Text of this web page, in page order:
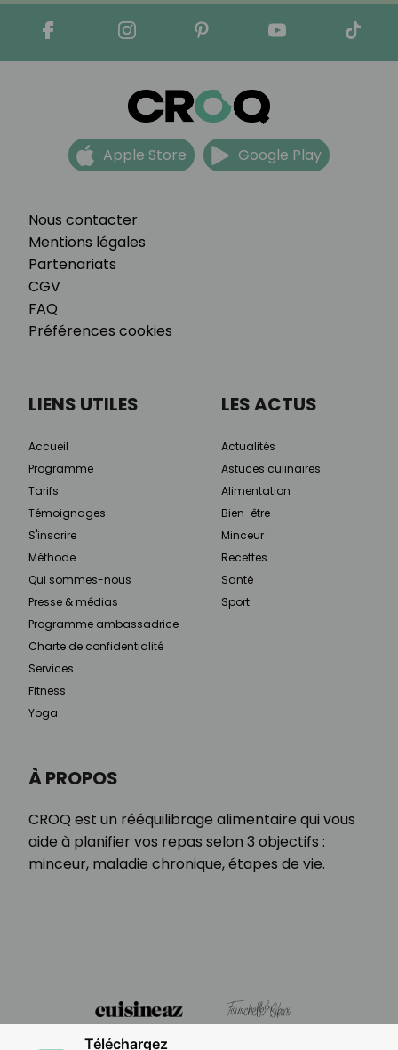
Nous contacter
Mentions légales
Partenariats
CGV
FAQ
Préférences cookies
Apple Store Google Play
À PROPOS
CROQ est un rééquilibrage alimentaire qui vous
aide à planifier vos repas selon 3 objectifs :
minceur, maladie chronique, étapes de vie.
LIENS UTILES
Accueil
Programme
Tarifs
Témoignages
S'inscrire
Méthode
Qui sommes-nous
Presse & médias
Programme ambassadrice
Charte de confidentialité
Services
Fitness
Yoga
LES ACTUS
Actualités
Astuces culinaires
Alimentation
Bien-être
Minceur
Recettes
Santé
Sport
Téléchargez